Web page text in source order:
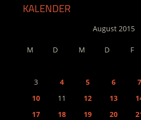
KALENDER
August 2015
M D M D F
3
4 5 6 7
10
11 12 13
17
18 19 20